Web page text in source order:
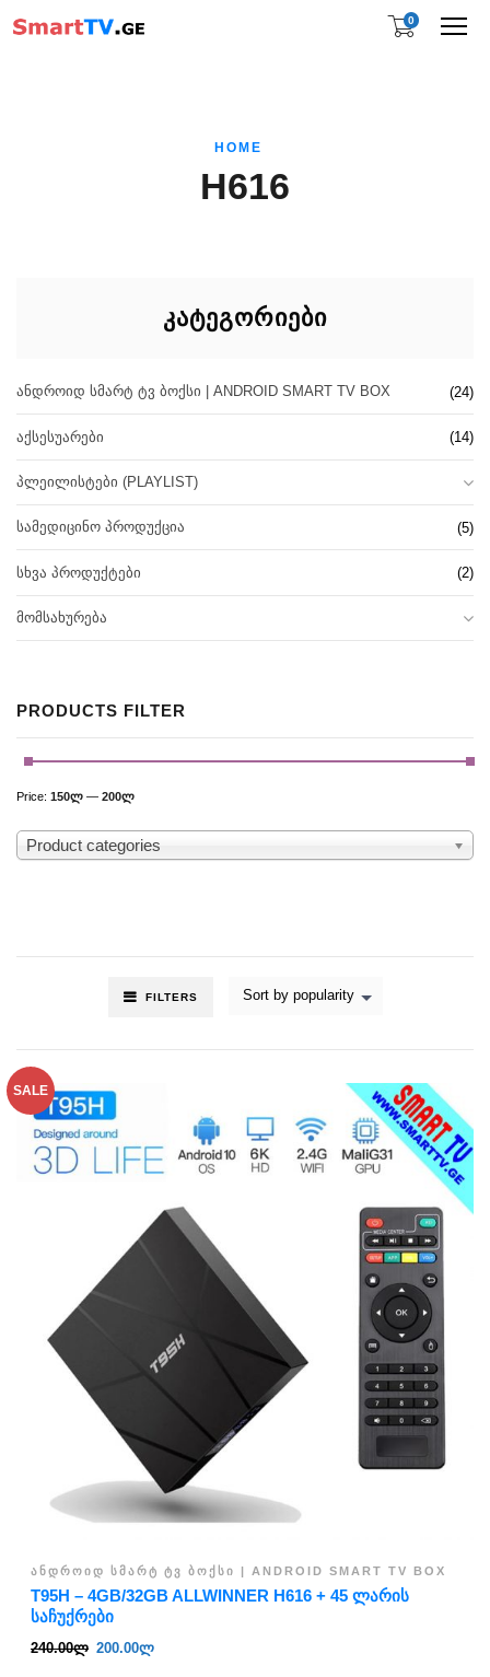
0
HOME
H616
FILTERS Sort by popularity
SALE
ᲐᲜᲓᲠᲝᲘᲓ ᲡᲛᲐᲠᲢ ᲢᲕ ᲑᲝᲥᲡᲘ | ANDROID SMART TV BOX
T95H – 4GB/32GB ALLWINNER H616 + 45 ᲚᲐᲠᲘᲡ
ᲡᲐᲩᲣᲥᲠᲔᲑᲘ
240.00ლ 200.00ლ
ᲙᲐᲢᲔᲒᲝᲠᲘᲔᲑᲘ
ᲐᲜᲓᲠᲝᲘᲓ ᲡᲛᲐᲠᲢ ᲢᲕ ᲑᲝᲥᲡᲘ | ANDROID SMART TV BOX (24)
ᲐᲥᲡᲔᲡᲣᲐᲠᲔᲑᲘ (14)
ᲞᲚᲔᲘᲚᲘᲡᲢᲔᲑᲘ (PLAYLIST)
ᲡᲐᲛᲔᲓᲘᲪᲘᲜᲝ ᲞᲠᲝᲓᲣᲥᲪᲘᲐ (5)
ᲡᲮᲕᲐ ᲞᲠᲝᲓᲣᲥᲢᲔᲑᲘ (2)
ᲛᲝᲛᲡᲐᲮᲣᲠᲔᲑᲐ
PRODUCTS FILTER
Price: 150ლ — 200ლ
Product categories